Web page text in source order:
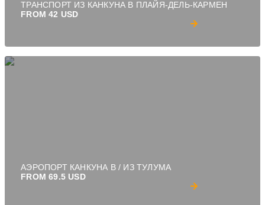
ТРАНСПОРТ ИЗ КАНКУНА В ПЛАЙЯ-ДЕЛЬ-КАРМЕН
FROM 42 USD
АЭРОПОРТ КАНКУНА В / ИЗ ТУЛУМА
FROM 69.5 USD